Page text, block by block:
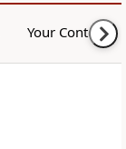
Your Content